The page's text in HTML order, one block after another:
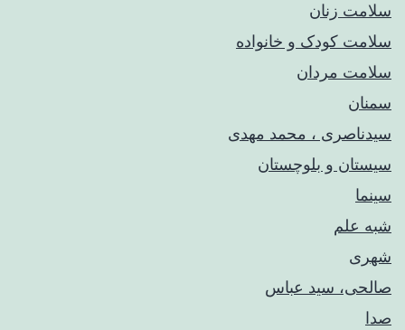
سلامت زنان
سلامت کودک‌ و خانواده
سلامت مردان
سمنان
سیدناصری ، محمد مهدی
سیستان و بلوچستان
سینما
شبه علم
شهری
صالحی، سید عباس
صدا